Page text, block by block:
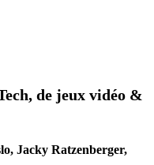
de jeux vidéo &
Jacky Ratzenberger,